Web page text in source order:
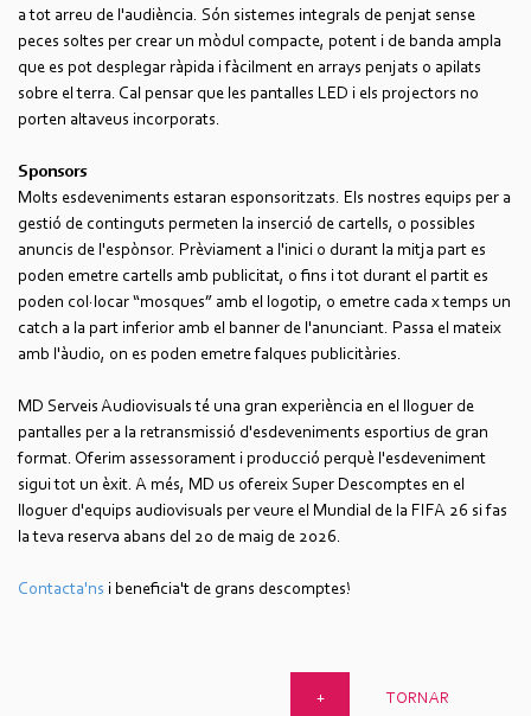
a tot arreu de l'audiència. Són sistemes integrals de penjat sense
peces soltes per crear un mòdul compacte, potent i de banda ampla
que es pot desplegar ràpida i fàcilment en arrays penjats o apilats
sobre el terra. Cal pensar que les pantalles LED i els projectors no
porten altaveus incorporats.
Sponsors
Molts esdeveniments estaran esponsoritzats. Els nostres equips per a
gestió de continguts permeten la inserció de cartells, o possibles
anuncis de l'espònsor. Prèviament a l'inici o durant la mitja part es
poden emetre cartells amb publicitat, o fins i tot durant el partit es
poden col·locar “mosques” amb el logotip, o emetre cada x temps un
catch a la part inferior amb el banner de l'anunciant. Passa el mateix
amb l'àudio, on es poden emetre falques publicitàries.
MD Serveis Audiovisuals té una gran experiència en el lloguer de
pantalles per a la retransmissió d'esdeveniments esportius de gran
format. Oferim assessorament i producció perquè l'esdeveniment
sigui tot un èxit. A més, MD us ofereix Super Descomptes en el
lloguer d'equips audiovisuals per veure el Mundial de la FIFA 26 si fas
la teva reserva abans del 20 de maig de 2026.
Contacta'ns i beneficia't de grans descomptes!
TORNAR